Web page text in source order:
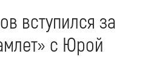
вступился за
с Юрой